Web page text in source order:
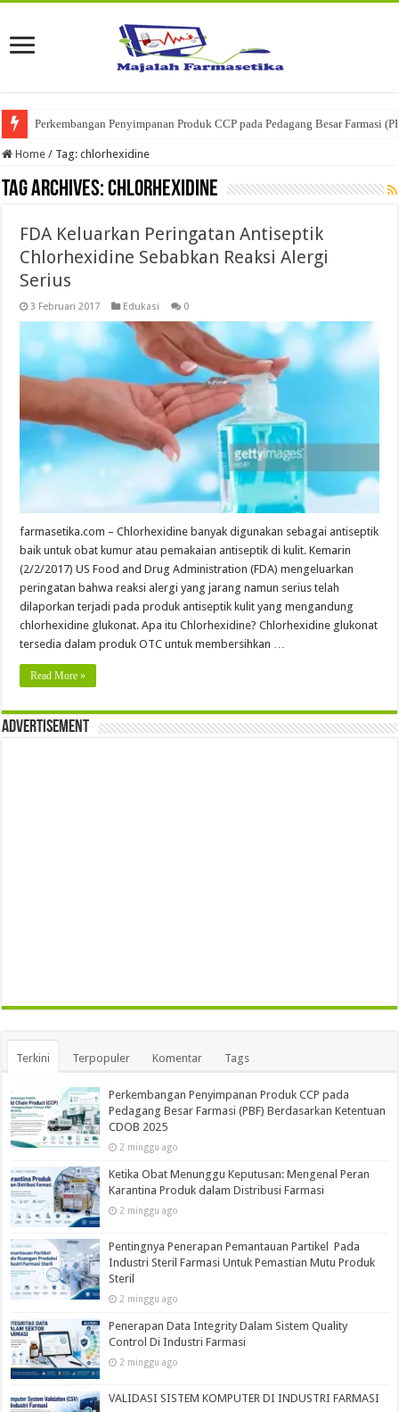
Perkembangan Penyimpanan Produk CCP pada Pedagang Besar Farmasi
Home / Tag:chlorhexidine
Tag Archives:chlorhexidine
FDA Keluarkan Peringatan Antiseptik
Chlorhexidine Sebabkan Reaksi Alergi
Serius
3 Februari 2017 Edukasi 0
farmasetika.com – Chlorhexidine banyak digunakan sebagai antiseptik
baik untuk obat kumur atau pemakaian antiseptik di kulit. Kemarin
(2/2/2017) US Food and Drug Administration (FDA) mengeluarkan
peringatan bahwa reaksi alergi yang jarang namun serius telah
dilaporkan terjadi pada produk antiseptik kulit yang mengandung
chlorhexidine glukonat. Apa itu Chlorhexidine? Chlorhexidine glukonat
tersedia dalam produk OTC untuk membersihkan …
Read More »
Advertisement
Terkini Terpopuler Komentar Tags
Perkembangan Penyimpanan Produk CCP pada
Pedagang Besar Farmasi (PBF) Berdasarkan Ketentuan
CDOB 2025
2 minggu ago
Ketika Obat Menunggu Keputusan: Mengenal Peran
Karantina Produk dalam Distribusi Farmasi
2 minggu ago
Pentingnya Penerapan Pemantauan Partikel Pada
Industri Steril Farmasi Untuk Pemastian Mutu Produk
Steril
2 minggu ago
Penerapan Data Integrity Dalam Sistem Quality
Control Di Industri Farmasi
2 minggu ago
VALIDASI SISTEM KOMPUTER DI INDUSTRI FARMASI